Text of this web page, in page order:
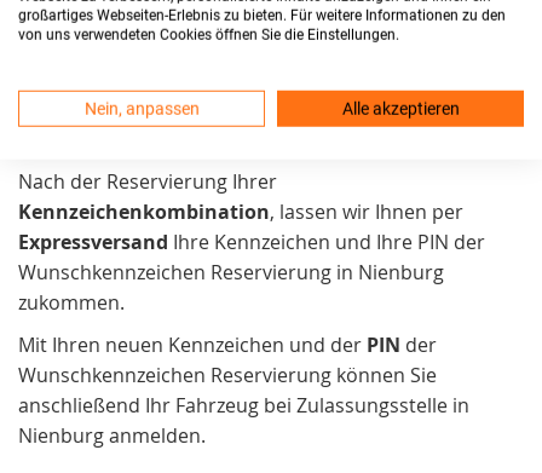
verbunden. Um Ihnen diesen Prozess zu erleichtern,
bieten wir eine bequemeOnline-Reservierung
Dank unsererLive-Abfrage finden Sie sofort ein
verfügbares Wunschkennzeichen in Nienburg.
Nach der Reservierung Ihrer
Kennzeichenkombination, lassen wir Ihnen per
Expressversand Ihre Kennzeichen und Ihre PIN der
Wunschkennzeichen Reservierung in Nienburg
zukommen.
Mit Ihren neuen Kennzeichen und der PIN der
Wunschkennzeichen Reservierung können Sie
anschließend Ihr Fahrzeug bei Zulassungsstelle in
Nienburg anmelden.
großartiges Webseiten-Erlebnis zu bieten. Für weitere Informationen zu den
von uns verwendeten Cookies öffnen Sie die Einstellungen.
Nein, anpassen Alle akzeptieren